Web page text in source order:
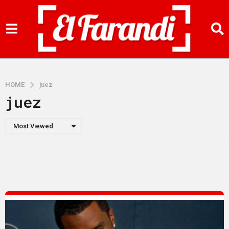
HOME juez
juez
Most Viewed